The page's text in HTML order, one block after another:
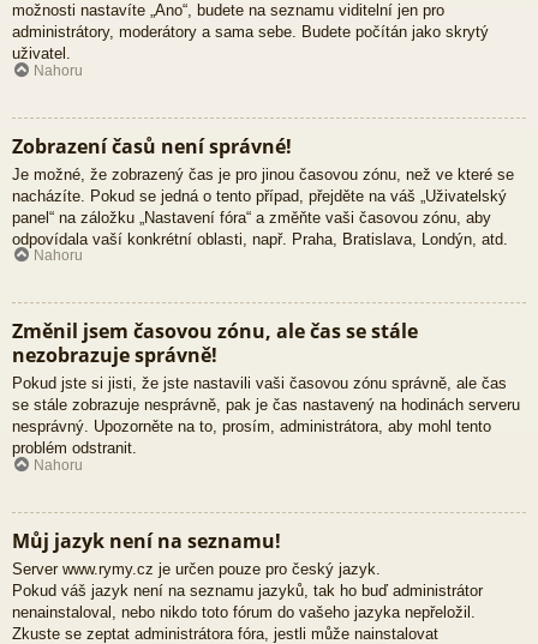
možnosti nastavíte „Ano“, budete na seznamu viditelní jen pro
administrátory, moderátory a sama sebe. Budete počítán jako skrytý
uživatel.
Nahoru
Zobrazení časů není správné!
Je možné, že zobrazený čas je pro jinou časovou zónu, než ve které se
nacházíte. Pokud se jedná o tento případ, přejděte na váš „Uživatelský
panel“ na záložku „Nastavení fóra“ a změňte vaši časovou zónu, aby
odpovídala vaší konkrétní oblasti, např. Praha, Bratislava, Londýn, atd.
Nahoru
Změnil jsem časovou zónu, ale čas se stále
nezobrazuje správně!
Pokud jste si jisti, že jste nastavili vaši časovou zónu správně, ale čas
se stále zobrazuje nesprávně, pak je čas nastavený na hodinách serveru
nesprávný. Upozorněte na to, prosím, administrátora, aby mohl tento
problém odstranit.
Nahoru
Můj jazyk není na seznamu!
Server www.rymy.cz je určen pouze pro český jazyk.
Pokud váš jazyk není na seznamu jazyků, tak ho buď administrátor
nenainstaloval, nebo nikdo toto fórum do vašeho jazyka nepřeložil.
Zkuste se zeptat administrátora fóra, jestli může nainstalovat